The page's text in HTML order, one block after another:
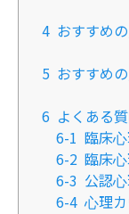
4 おすすめ
5 おすすめ
6 よくある
6-1 臨床
6-2 臨床
6-3 公認
6-4 心理